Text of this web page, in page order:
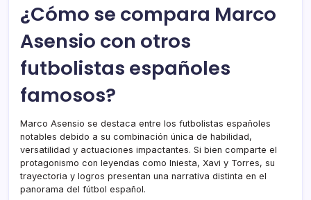
¿Cómo se compara Marco
Asensio con otros
futbolistas españoles
famosos?
Marco Asensio se destaca entre los futbolistas españoles
notables debido a su combinación única de habilidad,
versatilidad y actuaciones impactantes. Si bien comparte el
protagonismo con leyendas como Iniesta, Xavi y Torres, su
trayectoria y logros presentan una narrativa distinta en el
panorama del fútbol español.